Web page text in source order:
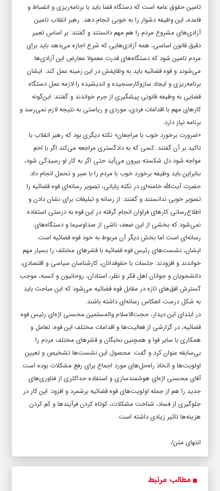
تامین حقوق عامه است که دستگاه قضا باید با برنامه‌‌‌ریزی و انضباط و
قاعده، این وظیفه دشوار را به خوبی انجام دهد. رهبر انقلاب تامین
آزادی‌‌‌های مشروع مردم را هم مهم دانستند و گفتند: بر اساس تعبیر
دقیق قانون اساسی، همه آزادی‌‌‌هایی که شرع اجازه می‌دهد باید برای
مردم تامین شود که دستگاه‌‌‌های قدرت معمولا معارض این آزادی‌‌‌ها
می‌‌‌شوند و قوه قضائیه باید به وظایفش در این زمینه عمل کند. ایشان
برنامه‌‌‌ریزی و ایجاد سازوکار‌سنجیده و اندیشیده را لازمه عمل دستگاه
قضایی به وظیفه قانونی پیشگیری از جرم خواندند و گفتند: این‌گونه
کارهای مهم با اقدامات فردی، موردی و ریاستی به نتیجه لازم نمی‌رسد و
برنامه نیاز دارد.
«ضرورت برخورد خوب با مراجعان» نکته دیگری بود که رهبر انقلاب با
تاکید بر آن گفتند: کسی که به دادگستری مراجعه می‌کند اگر با اخم
مواجه شود دل شکسته بیرون می‌‌‌آید حتی اگر به کار او رسیدگی شود،
بنابراین باید وظیفه برخورد خوب با مردم را با صبر و تحمل انجام داد.
حضرت آیت‌الله خامنه‌‌‌ای در نکته پایانی، تصویر رسانه‌‌‌ای قوه قضائیه را
تصویر خوبی ندانستند و گفتند: از رسانه و تبلیغات برای نشان دادن و
اطلاع‌‌‌رسانی کارهای فراوان انجام گرفته در این قوه به درستی استفاده
نمی‌شود که بخشی از این ضعف ناشی از صداوسیما و دستگاه‌های
رسانه‌‌‌ای است اما بخش دیگر آن مربوط به خود قوه قضائیه است.
ایشان‌‌‌، نشست‌‌‌های رئیس قوه قضائیه با قشرهای مختلف را بسیار مهم
خواندند و افزودند: جلسات با حقوقدانان، کارشناسان سیاسی و اقتصادی،
دانشجویان و جوانان اهل فکر و نظر، استادان، روحانیون و کسبه، موجب
گسترش افق‌‌‌های تازه در مقابل قوه قضائیه می‌شود که این مباحث باید
به شکل درست انعکاس رسانه‌ای داشته باشند.
در ابتدای این دیدار، حجت‌الاسلام والمسلمین محسنی اژه‌‌‌ای رئیس قوه
قضائیه، در گزارشی از فعالیت‌‌‌ها و اقدامات مختلف این قوه، تعامل و
همکاری با سایر قوا و همچنین نخبگان و قشرهای مختلف مردم را
بی‌‌‌سابقه عنوان کرد و گفت: محصول این نشست‌‌‌ها تشخیص و تعیین
اولویت‌‌‌ها و اتخاذ راه‌‌‌حل‌‌‌های مورد اجماع برای رفع مشکلات بوده است.
آقای محسنی اژه‌‌‌ای هوشمند‌سازی و استفاده حداکثری از فناوری‌‌‌های
جدید را هم از جمله اولویت‌‌‌‌‌‌های قوه قضائیه برشمرد و افزود: این کار در
جلوگیری از فساد، شناخت مشکلات، کوتاه کردن فرآیندها و کم کردن
هزینه‌‌‌ها تاثیر زیادی داشته است.
انتهای متن/
مطالب مرتبط